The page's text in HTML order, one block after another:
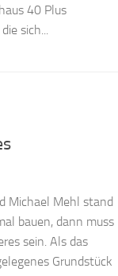
40 Plus
sich...
Michael Mehl stand
bauen, dann muss
sein. Als das
Grundstück